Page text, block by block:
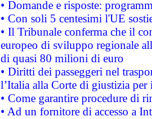
• Domande e risposte:
• Con soli 5 centesimi l'UE
• Il Tribunale conferma che il
europeo di sviluppo regionale
di quasi 80 milioni di euro
• Diritti dei passeggeri nel
l’Italia alla Corte di giustizia
• Come garantire procedure di
• Ad un fornitore di accesso a